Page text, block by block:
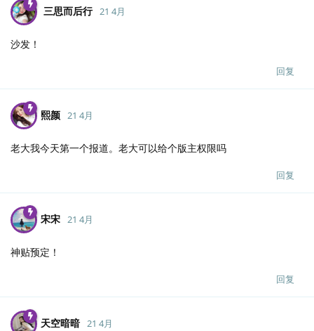
三思而后行 21 4月
沙发！
回复
熙颜 21 4月
老大我今天第一个报道。老大可以给个版主权限吗
回复
宋宋 21 4月
神贴预定！
回复
天空暗暗 21 4月